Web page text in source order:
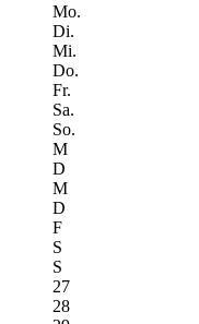
Mo.
Di.
Mi.
Do.
Fr.
Sa.
So.
M
D
M
D
F
S
S
27
28